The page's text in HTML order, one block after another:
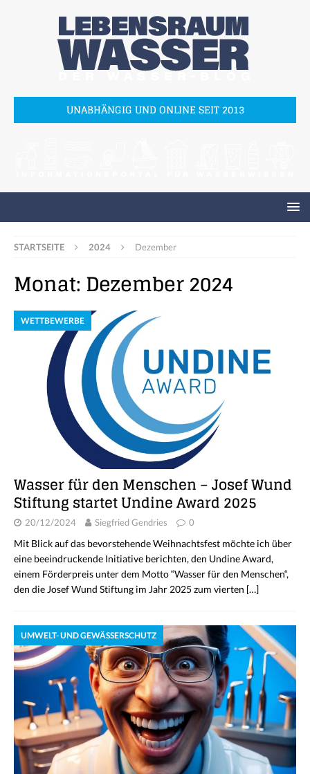
UNABHÄNGIG UND ONLINE SEIT 2013
STARTSEITE 2024 Dezember
Monat: Dezember 2024
WETTBEWERBE
Wasser für den Menschen – Josef Wund
Stiftung startet Undine Award 2025
20/12/2024 Siegfried Gendries 0
Mit Blick auf das bevorstehende Weihnachtsfest möchte ich über
eine beeindruckende Initiative berichten, den Undine Award,
einem Förderpreis unter dem Motto “Wasser für den Menschen“,
den die Josef Wund Stiftung im Jahr 2025 zum vierten […]
UMWELT- UND GEWÄSSERSCHUTZ